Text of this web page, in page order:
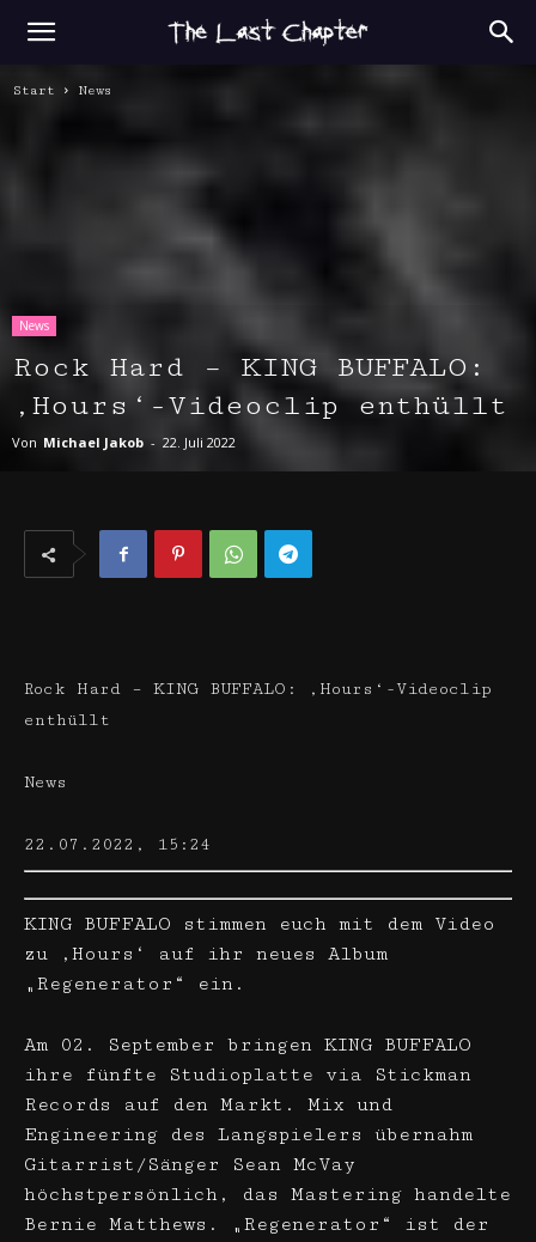
Start News
News
Rock Hard – KING BUFFALO:
‚Hours‘-Videoclip enthüllt
Von Michael Jakob - 22. Juli 2022
Rock Hard – KING BUFFALO: ‚Hours‘-Videoclip
enthüllt
News
22.07.2022, 15:24
KING BUFFALO stimmen euch mit dem Video
zu ‚Hours‘ auf ihr neues Album
„Regenerator“ ein.
Am 02. September bringen KING BUFFALO
ihre fünfte Studioplatte via Stickman
Records auf den Markt. Mix und
Engineering des Langspielers übernahm
Gitarrist/Sänger Sean McVay
höchstpersönlich, das Mastering handelte
Bernie Matthews. „Regenerator“ ist der